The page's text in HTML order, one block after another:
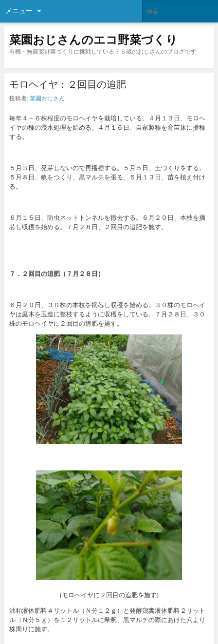
メニュー
菜園おじさんのエコ野菜づくり
有機・無農薬野菜づくりに挑戦している７５歳のおじさんのブログです
モロヘイヤ：２回目の追肥
投稿者: 菜園おじさん
毎年４～６株程度のモロヘイヤを栽培している。４月１３日、モロヘ
イヤの種の浸水処理を始める。４月１６日、自家製種を育苗床に播種
する。
５月３日、発芽しないので再播種する。５月５日、土づくりをする。
５月８日、畝をつくり、黒マルチを張る。５月１３日、苗を植え付け
る。
６月１５日、防虫ネットトンネルを撤去する。６月２０日、本枝を摘
芯し収穫を始める。７月２８日、２回目の追肥を施す。
７．２回目の追肥（７月２８日）
６月２０日、３０株の本枝を摘芯し収穫を始める。３０株のモロヘイ
ヤは庭木を玉造に整枝するように収穫をしている。７月２８日、３０
株のモロヘイヤに２回目の追肥を施す。
(モロヘイヤに２回目の追肥を施す)
油粕液体肥料４リットル（Ｎ分１２ｇ）と発酵鶏糞液体肥料２リット
ル（Ｎ分５ｇ）を１２リットルに希釈、黒マルチの際にあけた穴より
株周りに施す。